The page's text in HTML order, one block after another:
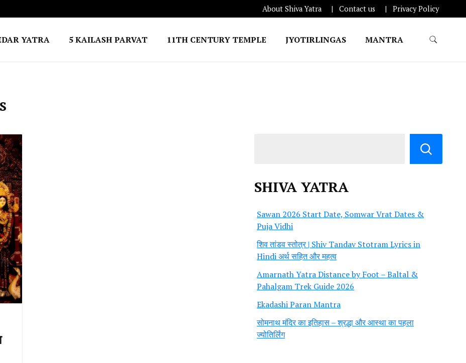
About Shiva Yatra Contact us Privacy Policy
YATRA 5 KAILASH PARVAT 11TH CENTURY TEMPLE JYOTIRLINGAS MANTRA
SHIVA YATRA
Sawan 2026 Start Date, Somwar Vrat Dates &
Puja Vidhi
शिव तांडव स्तोत्र | Shiv Tandav Stotram Lyrics in
Hindi अर्थ सहित और महत्व
Amarnath Yatra Distance by Foot – Baltal &
Pahalgam Trek Guide 2026
Ekadashi Paran Mantra
सोमनाथ मंदिर का इतिहास – श्रद्धा और आस्था का पहला
ज्योतिर्लिंग